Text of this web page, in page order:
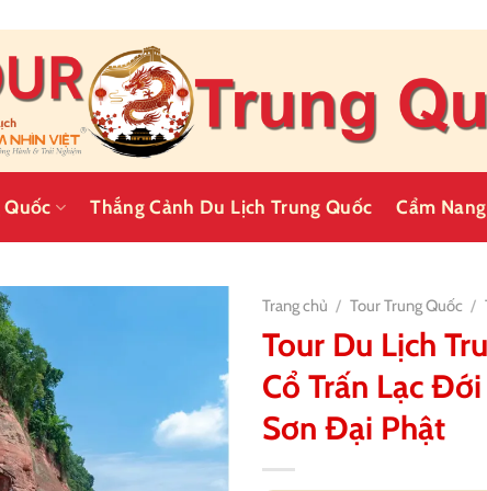
Quốc Thắng Cảnh Du Lịch Trung Quốc Cẩm
Trang chủ / Tour Trung Quốc /
Tour Du Lịch
Cổ Trấn Lạc
Sơn Đại Phật